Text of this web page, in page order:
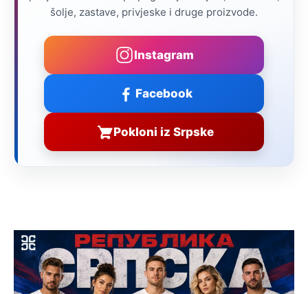
šolje, zastave, privjeske i druge proizvode.
Instagram
Facebook
Pokloni iz Srpske